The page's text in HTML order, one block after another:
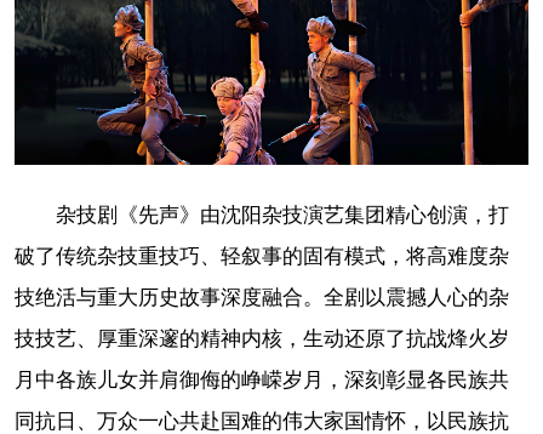
杂技剧《先声》由沈阳杂技演艺集团精心创演，打
破了传统杂技重技巧、轻叙事的固有模式，将高难度杂
技绝活与重大历史故事深度融合。全剧以震撼人心的杂
技技艺、厚重深邃的精神内核，生动还原了抗战烽火岁
月中各族儿女并肩御侮的峥嵘岁月，深刻彰显各民族共
同抗日、万众一心共赴国难的伟大家国情怀，以民族抗